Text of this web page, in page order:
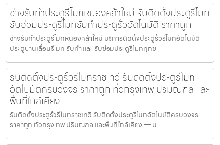
ช่างรับทำประตูรีโมทหนองคล้าใหม่ รับติดตั้งประตูรีโมท
รับซ่อมประตูรีโมทรับทำประตูรั้วอัตโนมัติ ราคาถูก
ช่างรับทำประตูรีโมทหนองคล้าใหม่ บริการติดตั้งประตูรั้วรีโมทอัตโนมัติ
ประตูบานเลื่อนรีโมท รับทำ และ รับซ่อมประตูรีโมททุกช
รับติดตั้งประตูรั้วรีโมทราชเทวี รับติดตั้งประตูรีโมท
อัตโนมัติครบวงจร ราคาถูก ทั่วกรุงเทพ ปริมณฑล และ
พื้นที่ใกล้เคียง
รับติดตั้งประตูรั้วรีโมทราชเทวี รับติดตั้งประตูรีโมทอัตโนมัติครบวงจร
ราคาถูก ทั่วกรุงเทพ ปริมณฑล และพื้นที่ใกล้เคียง — บ